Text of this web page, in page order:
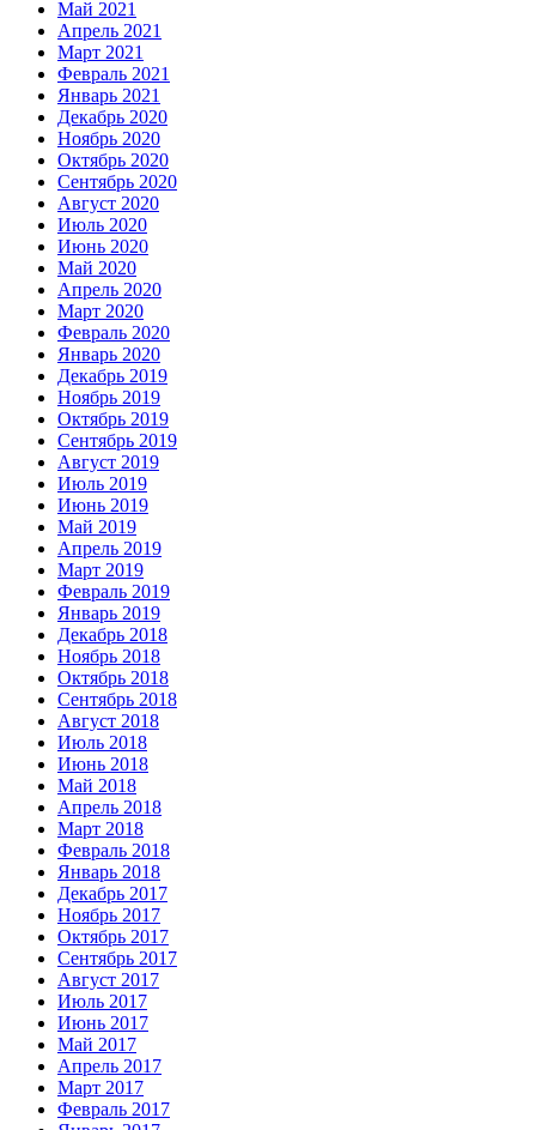
Май 2021
Апрель 2021
Март 2021
Февраль 2021
Январь 2021
Декабрь 2020
Ноябрь 2020
Октябрь 2020
Сентябрь 2020
Август 2020
Июль 2020
Июнь 2020
Май 2020
Апрель 2020
Март 2020
Февраль 2020
Январь 2020
Декабрь 2019
Ноябрь 2019
Октябрь 2019
Сентябрь 2019
Август 2019
Июль 2019
Июнь 2019
Май 2019
Апрель 2019
Март 2019
Февраль 2019
Январь 2019
Декабрь 2018
Ноябрь 2018
Октябрь 2018
Сентябрь 2018
Август 2018
Июль 2018
Июнь 2018
Май 2018
Апрель 2018
Март 2018
Февраль 2018
Январь 2018
Декабрь 2017
Ноябрь 2017
Октябрь 2017
Сентябрь 2017
Август 2017
Июль 2017
Июнь 2017
Май 2017
Апрель 2017
Март 2017
Февраль 2017